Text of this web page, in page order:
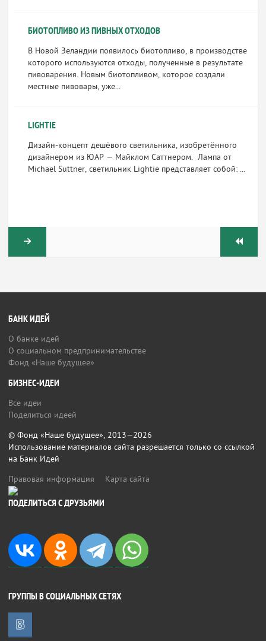
БИОТОПЛИВО ИЗ ПИВНЫХ ОТХОДОВ
В Новой Зеландии появилось биотопливо, в производстве
которого используются отходы, полученные в результате
пивоварения. Новым биотопливом, которое создали
местные пивовары, уже...
LIGHTIE
Дизайн-концепт дешёвого светильника, изобретённого
дизайнером из ЮАР — Майклом Саттнером. Лампа от
Michael Suttner, светильник Lightie представляет собой: ...
БАНК ИДЕЙ
О банке идей
О социальном предпринимательстве
Фонд «Наше будущее»
БИЗНЕС-ИДЕИ
Все идеи
Поделиться идеей
© Фонд «Наше будущее», 2013—2026
Использование материалов сайта разрешается только со ссылкой
на Банк Идей
Правовая информация
Карта сайта
ПОДЕЛИТЬСЯ С ДРУЗЬЯМИ
ГРУППЫ В СОЦИАЛЬНЫХ СЕТЯХ